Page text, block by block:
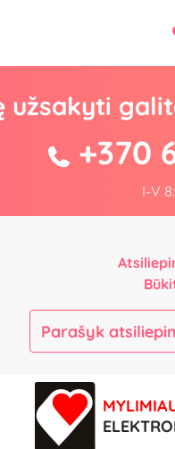
užsakyti
+370
I-V
Parašyk